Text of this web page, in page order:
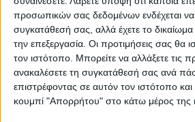
προσωπικών σας δεδομένων ενδέχεται να
συγκατάθεσή σας, αλλά έχετε το δικαίωμα
την επεξεργασία. Οι προτιμήσεις σας θα
τον ιστότοπο. Μπορείτε να αλλάξετε τις
ανακαλέσετε τη συγκατάθεσή σας ανά
επιστρέφοντας σε αυτόν τον ιστότοπο
κουμπί "Απορρήτου" στο κάτω μέρος της
ΠΑΡΟΜΟΙΑ ΑΡΘΡΑ